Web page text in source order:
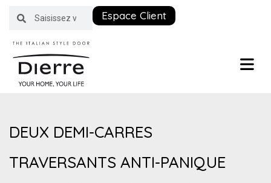
Espace Client
DEUX DEMI-CARRES
TRAVERSANTS ANTI-PANIQUE